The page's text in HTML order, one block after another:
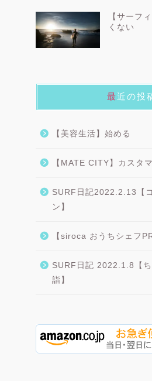
【サーフ
くない
最近の投
【美容生活】始める
【MATE CITY】カスタ
SURF日記2022.2.13【
ン】
【siroca おうちシェフ
SURF日記 2022.1.8【
詣】